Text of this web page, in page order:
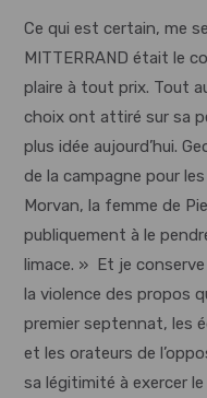
Ce qui est certain, me
MITTERRAND était le
plaire à tout prix. Tout
choix ont attiré sur sa
plus idée aujourd’hui.
de la campagne pour
Morvan, la femme de
publiquement à le
limace. » Et je
la violence des propos
premier septennat, les
et les orateurs de
sa légitimité à exercer le